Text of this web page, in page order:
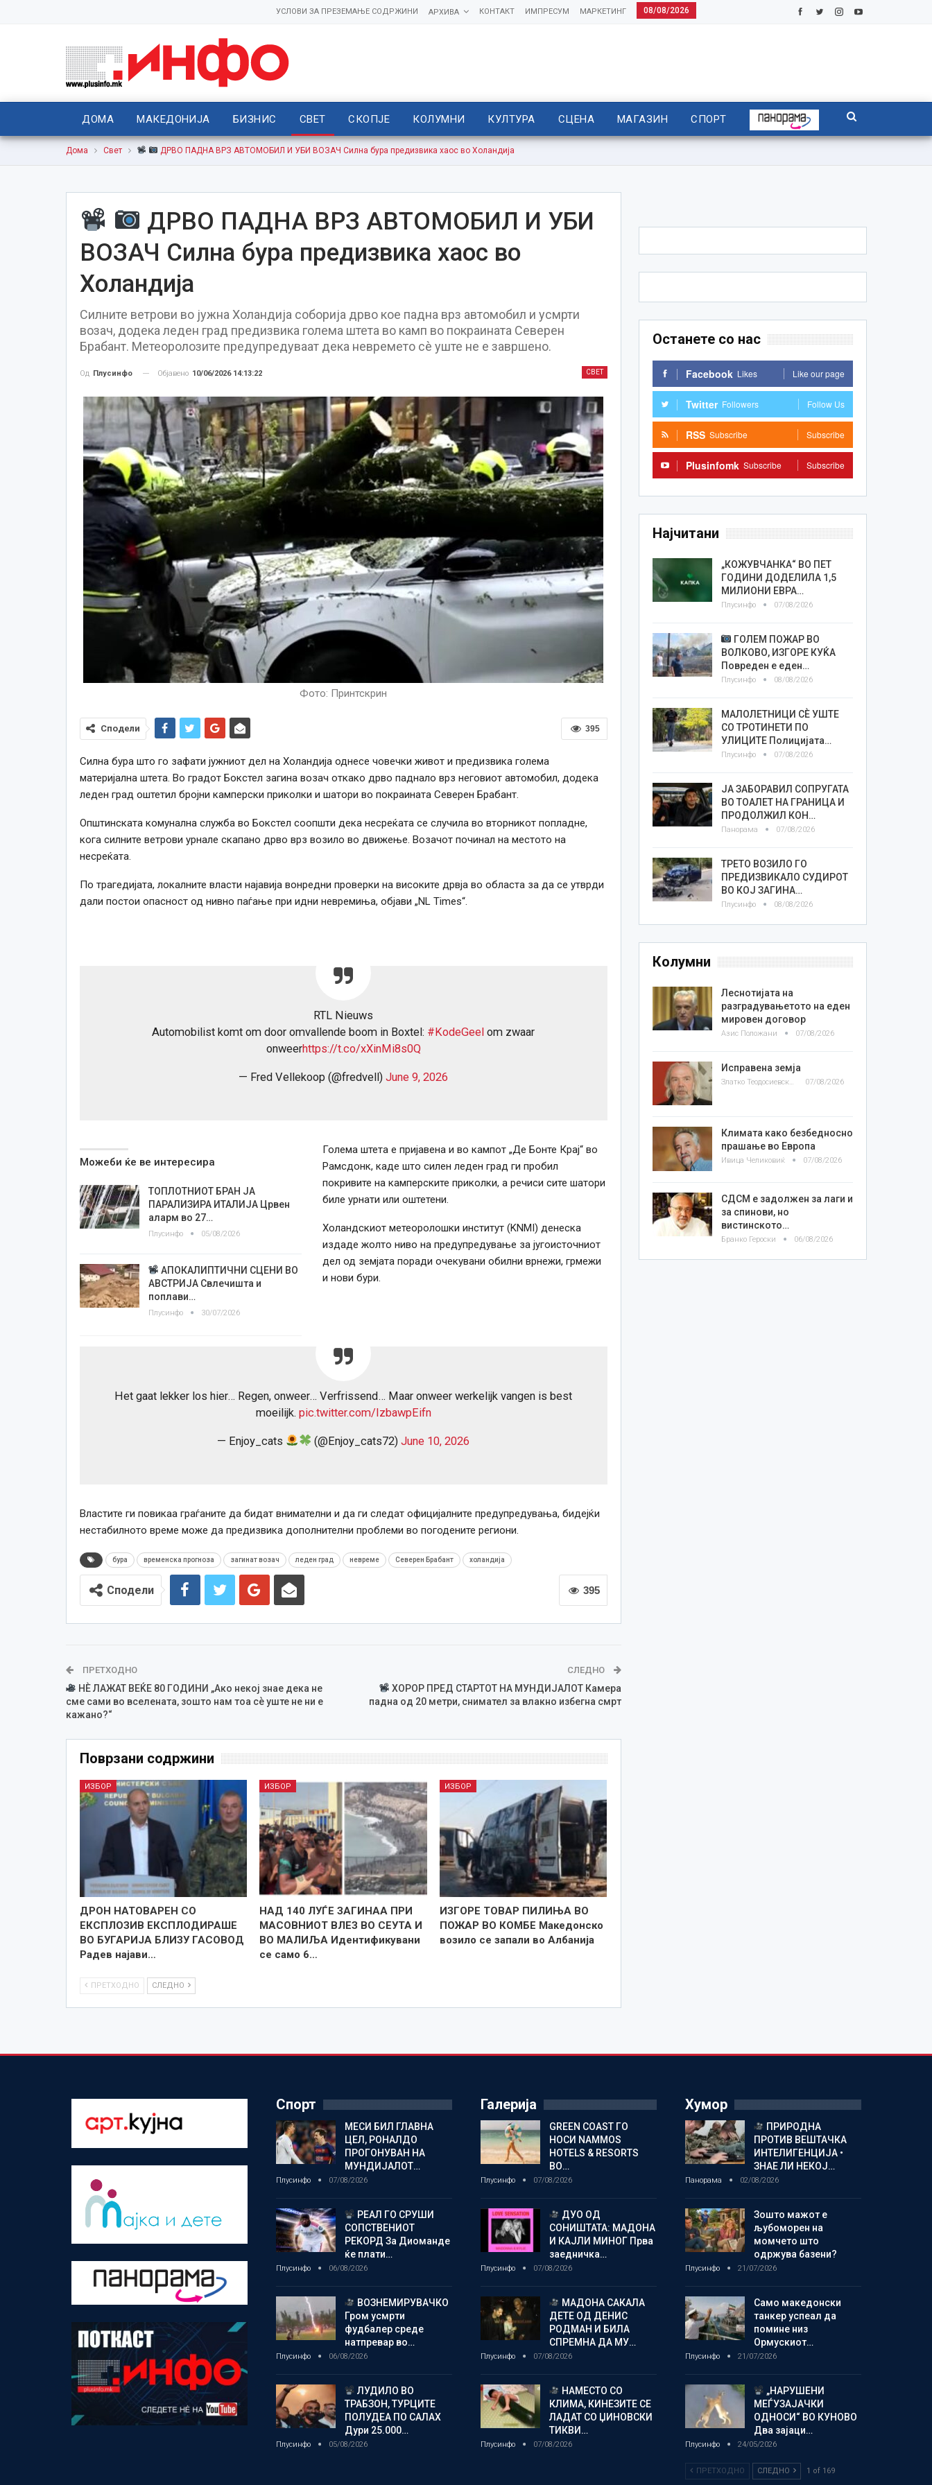
08/08/2026
МАРКЕТИНГ
ИМПРЕСУМ
КОНТАКТ
АРХИВА
УСЛОВИ ЗА ПРЕЗЕМАЊЕ СОДРЖИНИ
ДОМА МАКЕДОНИЈА БИЗНИС СВЕТ СКОПЈЕ КОЛУМНИ КУЛТУРА СЦЕНА МАГАЗИН СПОРТ
Дома Свет ДРВО ПАДНА ВРЗ АВТОМОБИЛ И УБИ ВОЗАЧ Силна бура предизвика хаос во Холандија
ДРВО ПАДНА ВРЗ АВТОМОБИЛ И УБИ
ВОЗАЧ Силна бура предизвика хаос во
Холандија
Силните ветрови во јужна Холандија соборија дрво кое падна врз автомобил и усмрти
возач, додека леден град предизвика голема штета во камп во покраината Северен
Брабант. Метеоролозите предупредуваат дека невремето сè уште не е завршено.
СВЕТ
Од Плусинфо Објавено 10/06/2026 14:13:22
Фото: Принтскрин
395
Сподели
Силна бура што го зафати јужниот дел на Холандија однесе човечки живот и предизвика голема
материјална штета. Во градот Бокстел загина возач откако дрво паднало врз неговиот автомобил, додека
леден град оштетил бројни камперски приколки и шатори во покраината Северен Брабант.
Општинската комунална служба во Бокстел соопшти дека несреќата се случила во вторникот попладне,
кога силните ветрови урнале скапано дрво врз возило во движење. Возачот починал на местото на
несреќата.
По трагедијата, локалните власти најавија вонредни проверки на високите дрвја во областа за да се утврди
дали постои опасност од нивно паѓање при идни невремиња, објави „NL Times“.
RTL Nieuws
Automobilist komt om door omvallende boom in Boxtel: #KodeGeel om zwaar
onweerhttps://t.co/xXinMi8s0Q
— Fred Vellekoop (@fredvell) June 9, 2026
Можеби ќе ве интересира
ТОПЛОТНИОТ БРАН ЈА
ПАРАЛИЗИРА ИТАЛИЈА Црвен
аларм во 27…
Плусинфо 05/08/2026
АПОКАЛИПТИЧНИ СЦЕНИ ВО
АВСТРИЈА Свлечишта и
поплави…
Плусинфо 30/07/2026
Голема штета е пријавена и во кампот „Де Бонте Крај“ во
Рамсдонк, каде што силен леден град ги пробил
покривите на камперските приколки, а речиси сите шатори
биле урнати или оштетени.
Холандскиот метеоролошки институт (KNMI) денеска
издаде жолто ниво на предупредување за југоисточниот
дел од земјата поради очекувани обилни врнежи, грмежи
и нови бури.
Het gaat lekker los hier… Regen, onweer… Verfrissend… Maar onweer werkelijk vangen is best
moeilijk. pic.twitter.com/IzbawpEifn
— Enjoy_cats (@Enjoy_cats72)June 10, 2026
Властите ги повикаа граѓаните да бидат внимателни и да ги следат официјалните предупредувања, бидејќи
нестабилното време може да предизвика дополнителни проблеми во погодените региони.
бура временска прогноза загинат возач леден град невреме Северен Брабант холандија
395
Сподели
ПРЕТХОДНО
НЀ ЛАЖАТ ВЕЌЕ 80 ГОДИНИ „Ако некој знае дека не
сме сами во вселената, зошто нам тоа сѐ уште не ни е
кажано?“
СЛЕДНО
ХОРОР ПРЕД СТАРТОТ НА МУНДИЈАЛОТ Камера
падна од 20 метри, снимател за влакно избегна смрт
Поврзани содржини
ИЗБОР
ДРОН НАТОВАРЕН СО
ЕКСПЛОЗИВ ЕКСПЛОДИРАШЕ
ВО БУГАРИЈА БЛИЗУ ГАСОВОД
Радев најави…
ИЗБОР
НАД 140 ЛУЃЕ ЗАГИНАА ПРИ
МАСОВНИОТ ВЛЕЗ ВО СЕУТА И
ВО МАЛИЉА Идентификувани
се само 6…
ИЗБОР
ИЗГОРЕ ТОВАР ПИЛИЊА ВО
ПОЖАР ВО КОМБЕ Македонско
возило се запали во Албанија
ПРЕТХОДНО СЛЕДНО
Останете со нас
Facebook Likes Like our page
Twitter Followers Follow Us
RSS Subscribe Subscribe
Plusinfomk Subscribe Subscribe
Најчитани
„КОЖУВЧАНКА“ ВО ПЕТ
ГОДИНИ ДОДЕЛИЛА 1,5
МИЛИОНИ ЕВРА…
Плусинфо 07/08/2026
ГОЛЕМ ПОЖАР ВО
ВОЛКОВО, ИЗГОРЕ КУЌА
Повреден е еден…
Плусинфо 08/08/2026
МАЛОЛЕТНИЦИ СÈ УШТЕ
СО ТРОТИНЕТИ ПО
УЛИЦИТЕ Полицијата…
Плусинфо 07/08/2026
ЈА ЗАБОРАВИЛ СОПРУГАТА
ВО ТОАЛЕТ НА ГРАНИЦА И
ПРОДОЛЖИЛ КОН…
Панорама 07/08/2026
ТРЕТО ВОЗИЛО ГО
ПРЕДИЗВИКАЛО СУДИРОТ
ВО КОЈ ЗАГИНА…
Плусинфо 08/08/2026
Колумни
Леснотијата на
разградувањетото на еден
мировен договор
Азис Положани 07/08/2026
Исправена земја
Златко Теодосиевски 07/08/2026
Климата како безбедносно
прашање во Европа
Ивица Челиковиќ 07/08/2026
СДСМ е задолжен за лаги и
за спинови, но
вистинското…
Бранко Героски 06/08/2026
Спорт
МЕСИ БИЛ ГЛАВНА
ЦЕЛ, РОНАЛДО
ПРОГОНУВАН НА
МУНДИЈАЛОТ…
Плусинфо 07/08/2026
РЕАЛ ГО СРУШИ
СОПСТВЕНИОТ
РЕКОРД За Диоманде
ќе плати…
Плусинфо 06/08/2026
ВОЗНЕМИРУВАЧКО
Гром усмрти
фудбалер среде
натпревар во…
Плусинфо 06/08/2026
ЛУДИЛО ВО
ТРАБЗОН, ТУРЦИТЕ
ПОЛУДЕА ПО САЛАХ
Дури 25.000…
Плусинфо 05/08/2026
Галерија
GREEN COAST ГО
НОСИ NAMMOS
HOTELS & RESORTS
ВО…
Плусинфо 07/08/2026
ДУО ОД
СОНИШТАТА: МАДОНА
И КАЈЛИ МИНОГ Прва
заедничка…
Плусинфо 07/08/2026
МАДОНА САКАЛА
ДЕТЕ ОД ДЕНИС
РОДМАН И БИЛА
СПРЕМНА ДА МУ…
Плусинфо 07/08/2026
НАМЕСТО СО
КЛИМА, КИНЕЗИТЕ СЕ
ЛАДАТ СО ЏИНОВСКИ
ТИКВИ…
Плусинфо 07/08/2026
Хумор
ПРИРОДНА
ПРОТИВ ВЕШТАЧКА
ИНТЕЛИГЕНЦИЈА •
ЗНАЕ ЛИ НЕКОЈ…
Панорама 02/08/2026
Зошто мажот е
љубоморен на
момчето што
одржува базени?
Плусинфо 21/07/2026
Само македонски
танкер успеал да
помине низ
Ормускиот…
Плусинфо 21/07/2026
„НАРУШЕНИ
МЕЃУЗАЈАЧКИ
ОДНОСИ“ ВО КУНОВО
Два зајаци…
Плусинфо 24/05/2026
ПРЕТХОДНО СЛЕДНО 1 of 169